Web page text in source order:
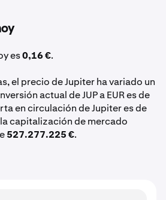
es0,16 €.
el precio de Jupiter ha variado un
actual de JUP a EUR es de
en circulación de Jupiter es de
capitalización de mercado
527.277.225 €.